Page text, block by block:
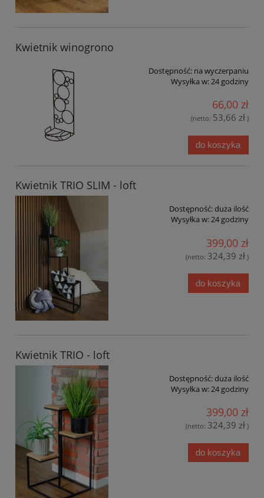
Kwietnik winogrono
Dostępność: na wyczerpaniu
Wysyłka w:24 godziny
66,00 zł
(netto: 53,66 zł )
do koszyka
Kwietnik TRIO SLIM - loft
Dostępność:duża ilość
Wysyłka w:24 godziny
399,00 zł
(netto: 324,39 zł )
do koszyka
Kwietnik TRIO - loft
Dostępność:duża ilość
Wysyłka w:24 godziny
399,00 zł
(netto: 324,39 zł )
do koszyka